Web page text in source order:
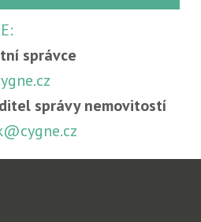
správce
správy nemovitostí